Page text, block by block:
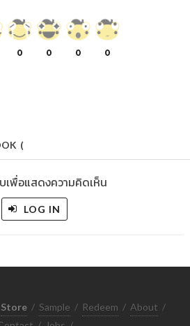
0 0 0 0
(
บเพื่อแสดงความคิดเห็น
LOG IN
Store / Sample / Redeem / About /